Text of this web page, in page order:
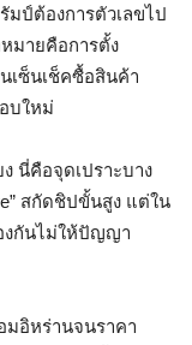
มป์ต้องการตัวเลขไป
หมายคือการตั้ง
เซ็นเช็คซื้อสินค้า
บใหม่
นี่คือจุดเปราะบาง
สกัดชิปขั้นสูง แต่ใน
งกันไม่ให้ปัญญา
มอิหร่านจนราคา